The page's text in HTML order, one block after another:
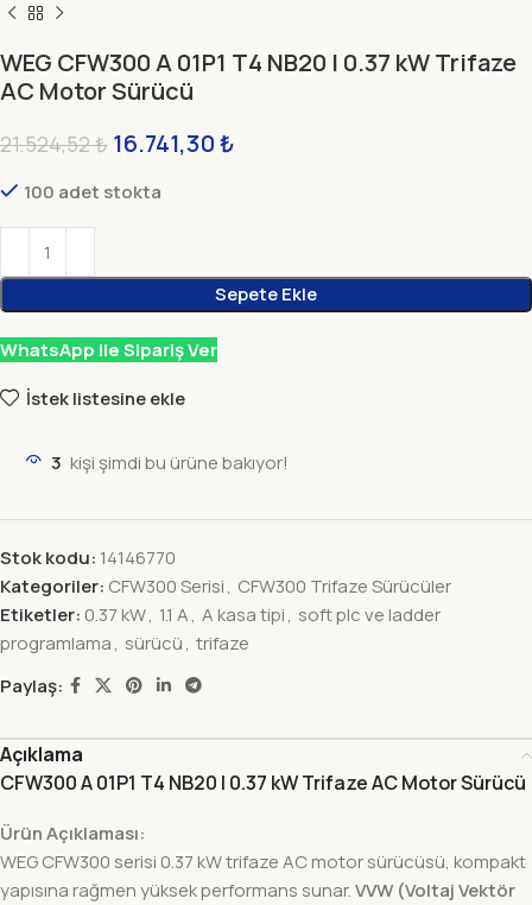
WEG CFW300 A 01P1 T4 NB20 | 0.37 kW Trifaze
AC Motor Sürücü
21.524,52₺ 16.741,30₺
100 adet stokta
Sepete Ekle
WhatsApp ile Sipariş Ver
İstek listesine ekle
3 kişi şimdi bu ürüne bakıyor!
Stok kodu: 14146770
Kategoriler: CFW300 Serisi, CFW300 Trifaze Sürücüler
Etiketler: 0.37 kW, 1.1 A, A kasa tipi, soft plc ve ladder
programlama, sürücü, trifaze
Paylaş:
Açıklama
CFW300 A 01P1 T4 NB20 | 0.37 kW Trifaze AC Motor Sürücü
Ürün Açıklaması:
WEG CFW300 serisi 0.37 kW trifaze AC motor sürücüsü, kompakt
yapısına rağmen yüksek performans sunar.VVW (Voltaj Vektör